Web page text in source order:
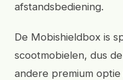
afstandsbediening.
De Mobishieldbox is
scootmobielen, dus
andere premium